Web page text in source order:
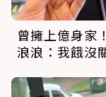
曾擁上億身家
浪浪：我餓沒